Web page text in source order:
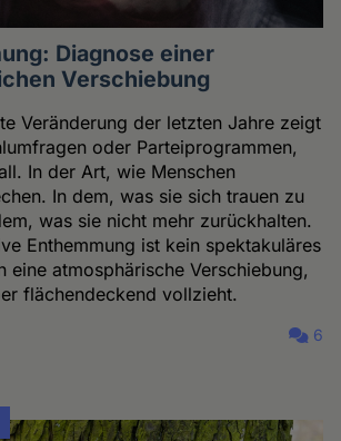
Diagnose einer
Verschiebung
Veränderung der letzten Jahre zeigt
oder Parteiprogrammen,
In der Art, wie Menschen
In dem, was sie sich trauen zu
was sie nicht mehr zurückhalten.
Enthemmung ist kein spektakuläres
eine atmosphärische Verschiebung,
flächendeckend vollzieht.
6